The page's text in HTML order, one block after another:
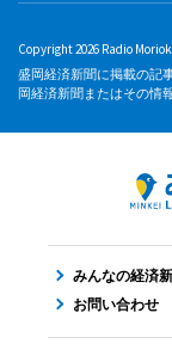
Copyright 2026 Radio
盛岡経済新聞に掲載の記
岡経済新聞またはその情
みんなの経済
お問い合わせ